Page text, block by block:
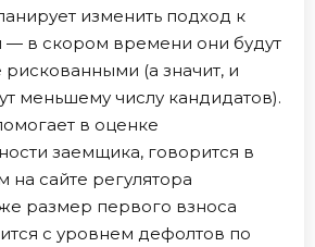
изменить подход к
— в скором времени они будут
рискованными (а значит, и
меньшему числу кандидатов).
в оценке
заемщика, говорится в
на сайте регулятора
размер первого взноса
с уровнем дефолтов по